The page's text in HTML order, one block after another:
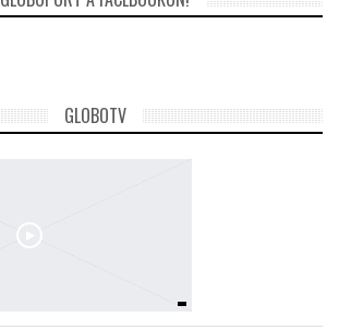
GLOBOTV